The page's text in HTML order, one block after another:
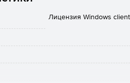
Лицензия Windows